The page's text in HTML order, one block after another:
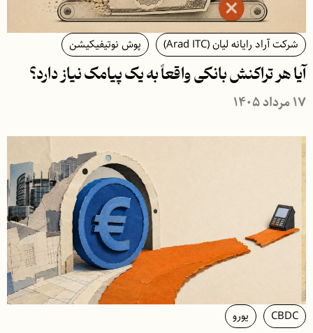
شرکت آراد رایانه لیان (Arad ITC) پوش نوتیفیکیشن
آیا هر تراکنش بانکی واقعاً به یک پیامک نیاز دارد؟
۱۷ مرداد ۱۴۰۵
CBDC یورو